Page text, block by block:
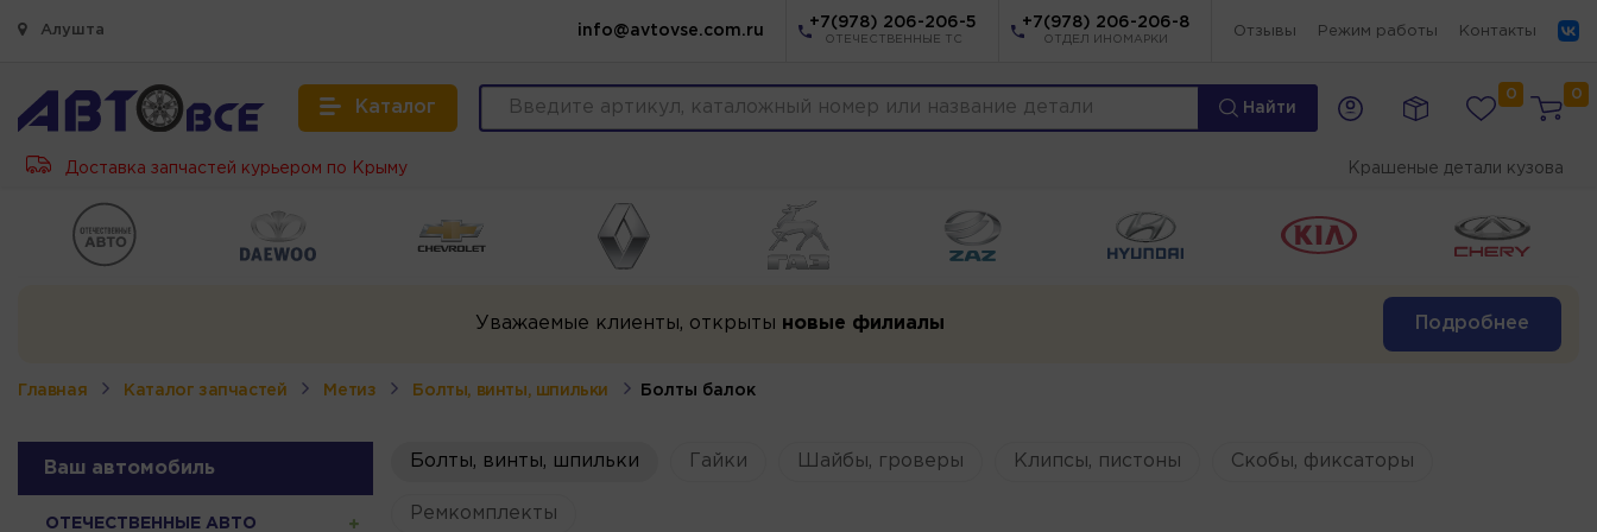
Алушта info@avtovse.com.ru
+7(978) 206-206-5
ОТЕЧЕСТВЕННЫЕ ТС
+7(978) 206-206-8
ОТДЕЛ ИНОМАРКИ
Отзывы Режим работы Контакты
Каталог Найти
0 0
Доставка запчастей курьером по Крыму Крашеные детали кузова
Уважаемые клиенты, открыты новые филиалы Подробнее
Главная Каталог запчастей Метиз Болты, винты, шпильки Болты балок
Ваш автомобиль
ОТЕЧЕСТВЕННЫЕ АВТО
Болты, винты, шпильки Гайки Шайбы, гроверы Клипсы, пистоны Скобы, фиксаторы
Ремкомплекты